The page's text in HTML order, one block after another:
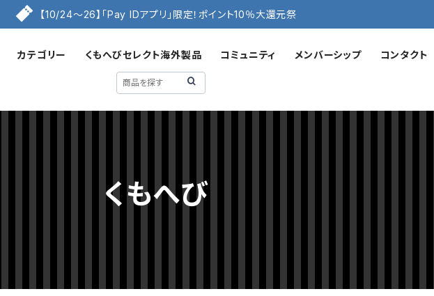
【10/24〜26】「Pay IDアプリ」限定！ポイント10％大還元祭
カテゴリー くもへびセレクト海外製品 コミュニティ メンバーシップ コンタクト
くもへび